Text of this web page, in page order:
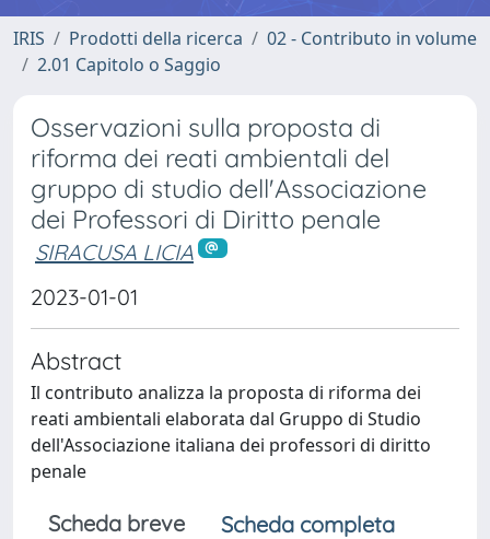
IRIS Prodotti della ricerca
02 - Contributo in volume
2.01 Capitolo o Saggio
Osservazioni sulla proposta di
riforma dei reati ambientali del
gruppo di studio dell'Associazione
dei Professori di Diritto penale
SIRACUSA LICIA
2023-01-01
Abstract
Il contributo analizza la proposta di riforma dei
reati ambientali elaborata dal Gruppo di Studio
dell'Associazione italiana dei professori di diritto
penale
Scheda breve
Scheda completa